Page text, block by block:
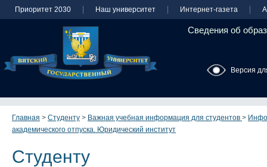
Приоритет 2030 Наш университет Интернет-газета
Сведения об
Версия
Главная > Студенту > Важная учебная информация для студентов >
академического отпуска. Юридический институт
Студенту